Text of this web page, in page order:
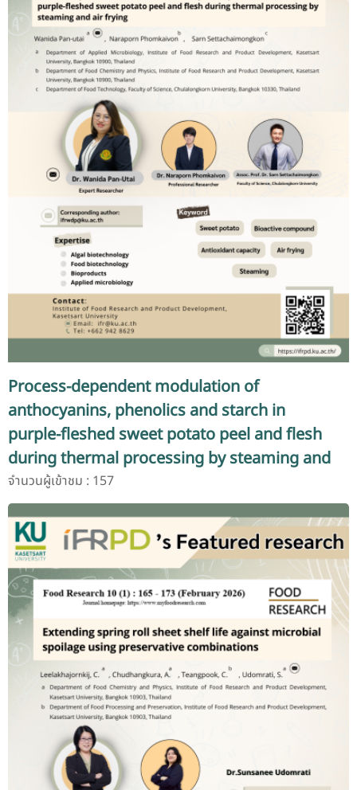
Process-dependent modulation of
anthocyanins, phenolics and starch in
purple-fleshed sweet potato peel and flesh
during thermal processing by steaming and
air frying
จำนวนผู้เข้าชม : 157